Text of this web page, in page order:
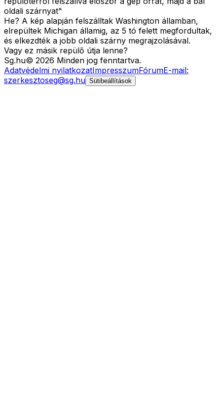
oldali szárnyat"
He? A kép alapján felszálltak Washington államban,
elrepültek Michigan államig, az 5 tó felett megfordultak,
és elkezdték a jobb oldali szárny megrajzolásával.
Vagy ez másik repülő útja lenne?
Sg.hu© 2026 Minden jog fenntartva.
Adatvédelmi nyilatkozatImpresszumFórumE-mail:
szerkesztoseg@sg.hu Sütibeállítások